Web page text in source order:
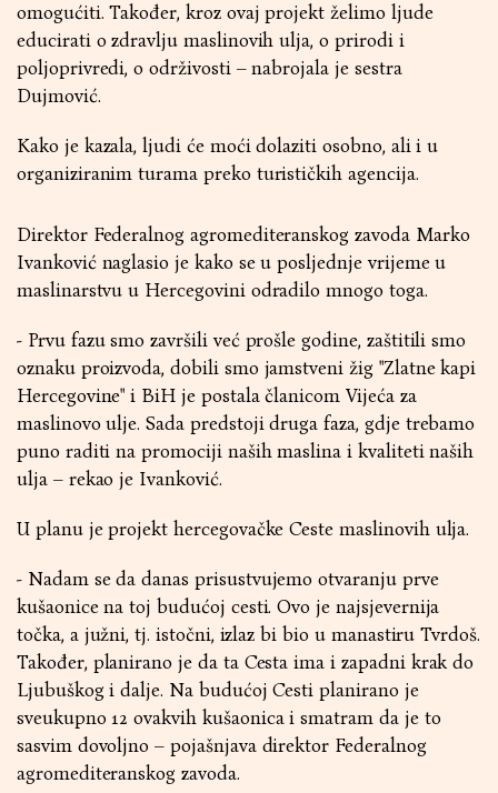
omogućiti. Također, kroz ovaj projekt želimo ljude
educirati o zdravlju maslinovih ulja, o prirodi i
poljoprivredi, o održivosti – nabrojala je sestra
Dujmović.
Kako je kazala, ljudi će moći dolaziti osobno, ali i u
organiziranim turama preko turističkih agencija.
Direktor Federalnog agromediteranskog zavoda Marko
Ivanković naglasio je kako se u posljednje vrijeme u
maslinarstvu u Hercegovini odradilo mnogo toga.
- Prvu fazu smo završili već prošle godine, zaštitili smo
oznaku proizvoda, dobili smo jamstveni žig "Zlatne kapi
Hercegovine" i BiH je postala članicom Vijeća za
maslinovo ulje. Sada predstoji druga faza, gdje trebamo
puno raditi na promociji naših maslina i kvaliteti naših
ulja – rekao je Ivanković.
U planu je projekt hercegovačke Ceste maslinovih ulja.
- Nadam se da danas prisustvujemo otvaranju prve
kušaonice na toj budućoj cesti. Ovo je najsjevernija
točka, a južni, tj. istočni, izlaz bi bio u manastiru Tvrdoš.
Također, planirano je da ta Cesta ima i zapadni krak do
Ljubuškog i dalje. Na budućoj Cesti planirano je
sveukupno 12 ovakvih kušaonica i smatram da je to
sasvim dovoljno – pojašnjava direktor Federalnog
agromediteranskog zavoda.